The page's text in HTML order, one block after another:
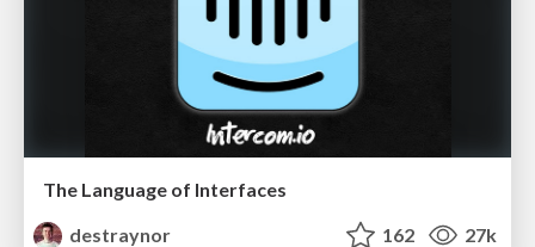
The Language of Interfaces
destraynor
162 27k